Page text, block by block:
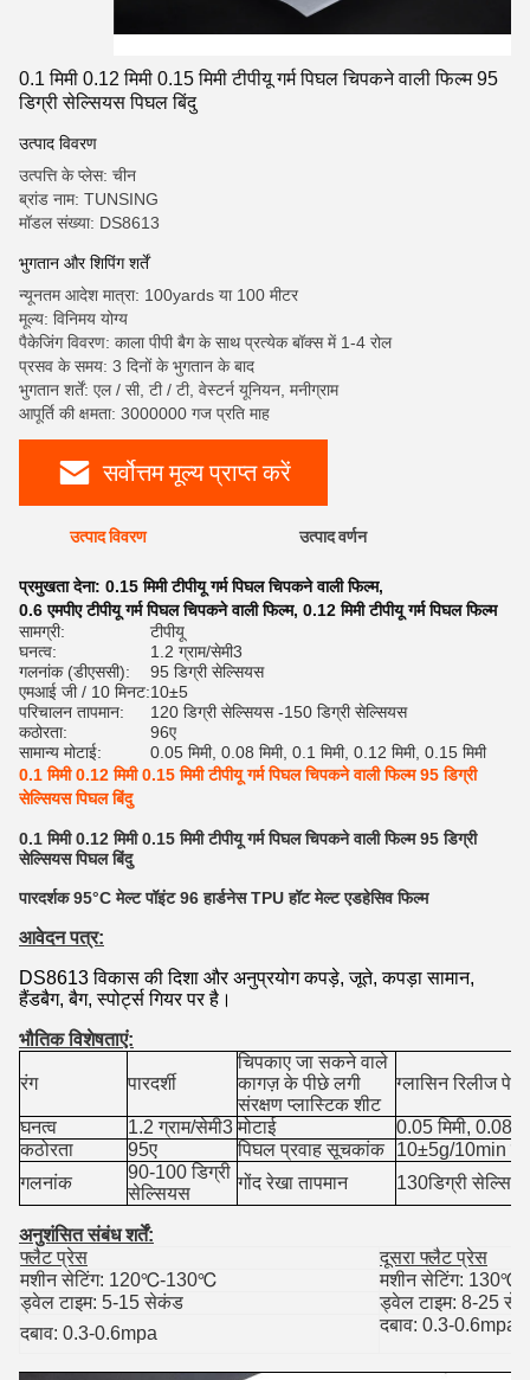
0.1 मिमी 0.12 मिमी 0.15 मिमी टीपीयू गर्म पिघल चिपकने वाली फिल्म 95
डिग्री सेल्सियस पिघल बिंदु
उत्पाद विवरण
उत्पत्ति के प्लेस: चीन
ब्रांड नाम: TUNSING
मॉडल संख्या: DS8613
भुगतान और शिपिंग शर्तें
न्यूनतम आदेश मात्रा: 100yards या 100 मीटर
मूल्य: विनिमय योग्य
पैकेजिंग विवरण: काला पीपी बैग के साथ प्रत्येक बॉक्स में 1-4 रोल
प्रसव के समय: 3 दिनों के भुगतान के बाद
भुगतान शर्तें: एल / सी, टी / टी, वेस्टर्न यूनियन, मनीग्राम
आपूर्ति की क्षमता: 3000000 गज प्रति माह
सर्वोत्तम मूल्य प्राप्त करें
उत्पाद विवरण उत्पाद वर्णन
प्रमुखता देना: 0.15 मिमी टीपीयू गर्म पिघल चिपकने वाली फिल्म,
0.6 एमपीए टीपीयू गर्म पिघल चिपकने वाली फिल्म, 0.12 मिमी टीपीयू गर्म पिघल फिल्म
सामग्री:
टीपीयू
घनत्व:
1.2 ग्राम/सेमी3
गलनांक (डीएससी):
95 डिग्री सेल्सियस
एमआई जी / 10 मिनट:10±5
परिचालन तापमान:
120 डिग्री सेल्सियस -150 डिग्री सेल्सियस
कठोरता:
96ए
सामान्य मोटाई:
0.05 मिमी, 0.08 मिमी, 0.1 मिमी, 0.12 मिमी, 0.15 मिमी
0.1 मिमी 0.12 मिमी 0.15 मिमी टीपीयू गर्म पिघल चिपकने वाली फिल्म 95 डिग्री
सेल्सियस पिघल बिंदु
0.1 मिमी 0.12 मिमी 0.15 मिमी टीपीयू गर्म पिघल चिपकने वाली फिल्म 95 डिग्री
सेल्सियस पिघल बिंदु
पारदर्शक 95°C मेल्ट पॉइंट 96 हार्डनेस TPU हॉट मेल्ट एडहेसिव फिल्म
आवेदन पत्र:
DS8613 विकास की दिशा और अनुप्रयोग कपड़े, जूते, कपड़ा सामान,
हैंडबैग, बैग, स्पोर्ट्स गियर पर है।
भौतिक विशेषताएं:
रंग पारदर्शी
चिपकाए जा सकने वाले
कागज़ के पीछे लगी
संरक्षण प्लास्टिक शीट
ग्लासिन रिलीज पेपर
घनत्व 1.2 ग्राम/सेमी3 मोटाई
0.05 मिमी, 0.08
कठोरता
95ए पिघल प्रवाह सूचकांक
10±5g/10min
गलनांक
90-100 डिग्री
सेल्सियस
गोंद रेखा तापमान 130डिग्री
अनुशंसित संबंध शर्तें:
फ्लैट प्रेस
दूसरा फ्लैट प्रेस
मशीन सेटिंग: 120℃-130℃ मशीन सेटिंग: 130℃
ड्वेल टाइम: 5-15 सेकंड
ड्वेल टाइम: 8-25
दबाव: 0.3-0.6mpa
दबाव: 0.3-0.6mpa